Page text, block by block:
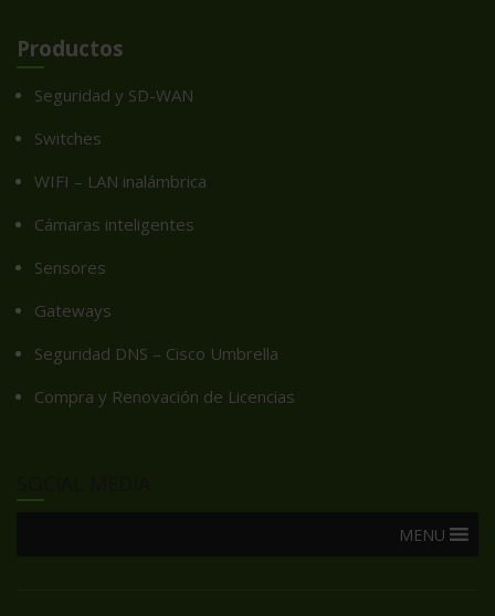
Productos
Seguridad y SD-WAN
Switches
WIFI – LAN inalámbrica
Cámaras inteligentes
Sensores
Gateways
Seguridad DNS – Cisco Umbrella
Compra y Renovación de Licencias
MENU